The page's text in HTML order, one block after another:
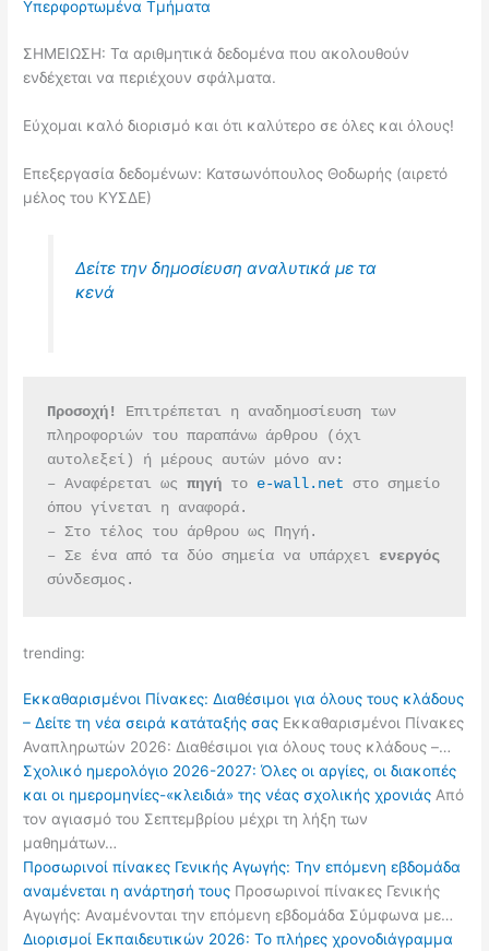
Υπερφορτωμένα Τμήματα
ΣΗΜΕΙΩΣΗ: Τα αριθμητικά δεδομένα που ακολουθούν
ενδέχεται να περιέχουν σφάλματα.
Εύχομαι καλό διορισμό και ότι καλύτερο σε όλες και όλους!
Επεξεργασία δεδομένων: Κατσωνόπουλος Θοδωρής (αιρετό
μέλος του ΚΥΣΔΕ)
Δείτε την δημοσίευση αναλυτικά με τα
κενά
Προσοχή!
Επιτρέπεται η αναδημοσίευση των
πληροφοριών του παραπάνω άρθρου (όχι
αυτολεξεί) ή μέρους αυτών μόνο αν:
– Αναφέρεται ως πηγή το e-wall.net στο σημείο
όπου γίνεται η αναφορά.
– Στο τέλος του άρθρου ως Πηγή.
– Σε ένα από τα δύο σημεία να υπάρχει
ενεργός
σύνδεσμος.
trending:
Εκκαθαρισμένοι Πίνακες: Διαθέσιμοι για όλους τους κλάδους
– Δείτε τη νέα σειρά κατάταξής σας Εκκαθαρισμένοι Πίνακες
Αναπληρωτών 2026: Διαθέσιμοι για όλους τους κλάδους –…
Σχολικό ημερολόγιο 2026-2027: Όλες οι αργίες, οι διακοπές
και οι ημερομηνίες-«κλειδιά» της νέας σχολικής χρονιάς Από
τον αγιασμό του Σεπτεμβρίου μέχρι τη λήξη των
μαθημάτων…
Προσωρινοί πίνακες Γενικής Αγωγής: Την επόμενη εβδομάδα
αναμένεται η ανάρτησή τους Προσωρινοί πίνακες Γενικής
Αγωγής: Αναμένονται την επόμενη εβδομάδα Σύμφωνα με…
Διορισμοί Εκπαιδευτικών 2026: Το πλήρες χρονοδιάγραμμα